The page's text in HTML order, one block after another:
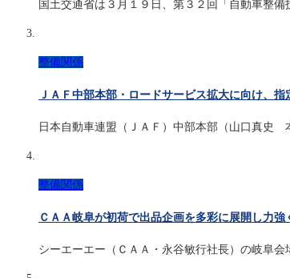
国土交通省は３月１９日、第３２回「自動車整
整備関係
ＪＡＦ中部本部・ロードサービス拡大に向け、指
日本自動車連盟（ＪＡＦ）中部本部（山口真史
整備関係
ＣＡＡ岐阜が初荷で出品企画を多彩に展開し力強
シーエーエー（ＣＡＡ・永谷敏行社長）の岐阜